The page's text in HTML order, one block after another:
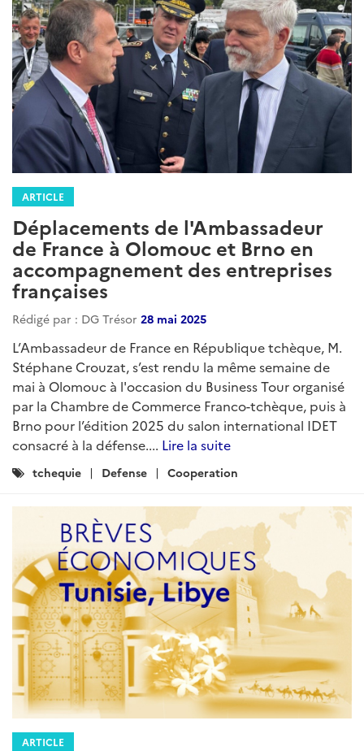
ARTICLE
Déplacements de l'Ambassadeur
de France à Olomouc et Brno en
accompagnement des entreprises
françaises
Rédigé par : DG Trésor 28 mai 2025
L’Ambassadeur de France en République tchèque, M.
Stéphane Crouzat, s’est rendu la même semaine de
mai à Olomouc à l'occasion du Business Tour organisé
par la Chambre de Commerce Franco-tchèque, puis à
Brno pour l’édition 2025 du salon international IDET
consacré à la défense.... Lire la suite
Catégories
tchequie Defense Cooperation
ARTICLE